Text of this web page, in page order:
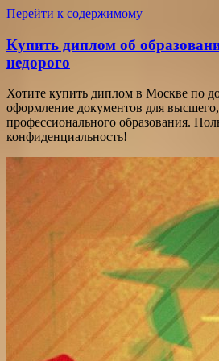
Перейти к содержимому
Купить диплом об
недорого
Хотите купить диплом в Москве по
оформление документов для
профессионального образования.
конфиденциальность!